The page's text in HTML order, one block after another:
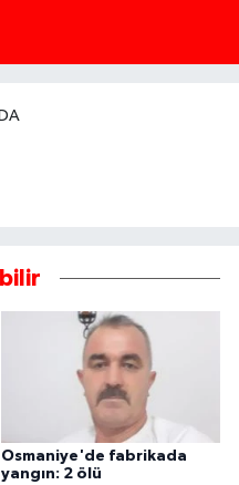
Osmaniye'de fabrikada
yangın: 2 ölü